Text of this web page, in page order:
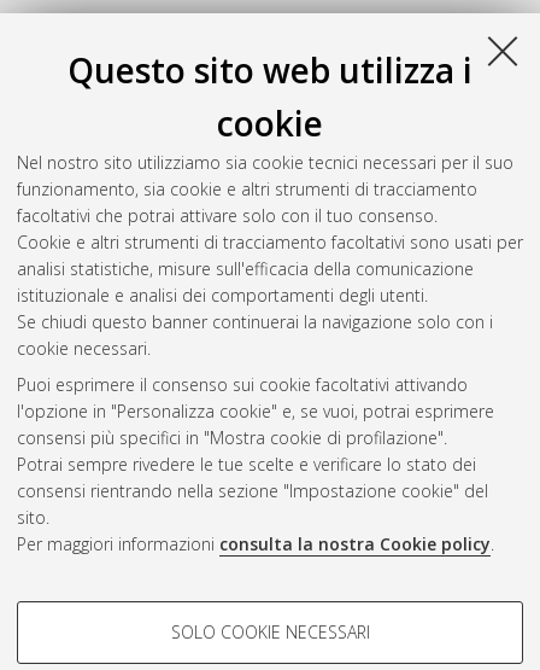
Questo sito web utilizza i
cookie
Nel nostro sito utilizziamo sia cookie tecnici necessari per il suo
funzionamento, sia cookie e altri strumenti di tracciamento
facoltativi che potrai attivare solo con il tuo consenso.
Cookie e altri strumenti di tracciamento facoltativi sono usati per
analisi statistiche, misure sull'efficacia della comunicazione
istituzionale e analisi dei comportamenti degli utenti.
Se chiudi questo banner continuerai la navigazione solo con i
cookie necessari.
Puoi esprimere il consenso sui cookie facoltativi attivando
l'opzione in "Personalizza cookie" e, se vuoi, potrai esprimere
consensi più specifici in "Mostra cookie di profilazione".
Potrai sempre rivedere le tue scelte e verificare lo stato dei
consensi rientrando nella sezione "Impostazione cookie" del
sito.
Per maggiori informazioni consulta la nostra Cookie policy.
COOKIE DI PROFILAZIONE -
SOLO COOKIE NECESSARI
G
Greppi, Andrea(2022) Essay in Empirical Economics:
Intangible Economy, Innovative Firms and Institution of
, [Dissertation thesis], Alma Mater Studiorum
Università di Bologna. Dottorato di ricerca inEconomics , 33
Ciclo. DOI 10.48676/unibo/amsdottorato/10116.
Questa lista e' stata generata il Thu Aug 6 20:44:13 2026
Atom
Rss 1.0
Rss 2.0
ISSN: 2038-7946
Impostazioni Cookie
Informativa sulla privacy
Condizioni d’uso del sito